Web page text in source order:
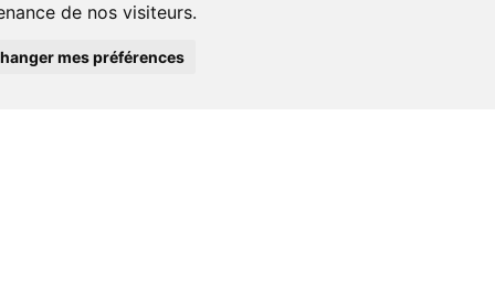
de nos visiteurs.
mes préférences
Jeanne d' Harcourt, 80300 Albert.
ordonnance.
et iPod touch), ou sur Google Play (pour Androïd 5.0 ou version
Bancontact, PayPal.